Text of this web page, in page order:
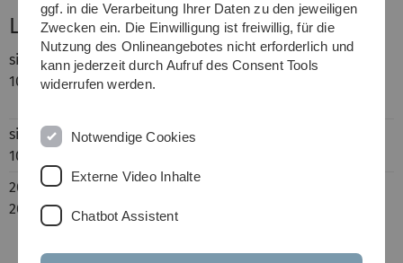
Lea C. de Hesselle
since
10/2023
Research Assistant/PhD student,
Quantitative Methods in Psychology, Ulm
since
10/2019
Tutor for statistics, Ulm University
2021-
2023
Master of Science in Psychology, Ulm
University. Thesis: “Effects of a 14-day social
well-being: results from an experimental
ggf. in die Verarbeitung Ihrer Daten zu den jeweiligen
Zwecken ein. Die Einwilligung ist freiwillig, für die
Nutzung des Onlineangebotes nicht erforderlich und
kann jederzeit durch Aufruf des Consent Tools
widerrufen werden.
Notwendige Cookies
Externe Video Inhalte
Chatbot Assistent